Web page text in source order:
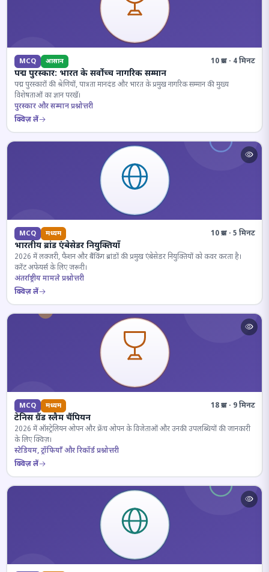
MCQ आसान 10 प्रश्न · 4 मिनट
पद्म पुरस्कार: भारत के सर्वोच्च नागरिक सम्मान
पद्म पुरस्कारों की श्रेणियों, पात्रता मानदंड और भारत के प्रमुख नागरिक सम्मान की मुख्य
विशेषताओं का ज्ञान परखें।
पुरस्कार और सम्मान प्रश्नोत्तरी
क्विज़ लें
MCQ मध्यम 10 प्रश्न · 5 मिनट
भारतीय ब्रांड एंबेसेडर नियुक्तियाँ
2026 में लक्जरी, फैशन और बैंकिंग ब्रांडों की प्रमुख एंबेसेडर नियुक्तियों को कवर करता है।
करेंट अफेयर्स के लिए जरूरी।
अंतर्राष्ट्रीय मामले प्रश्नोत्तरी
क्विज़ लें
MCQ मध्यम 18 प्रश्न · 9 मिनट
टेनिस ग्रैंड स्लैम चैंपियन
2026 में ऑस्ट्रेलियन ओपन और फ्रेंच ओपन के विजेताओं और उनकी उपलब्धियों की जानकारी
के लिए क्विज़।
स्टेडियम, ट्रॉफियाँ और रिकॉर्ड प्रश्नोत्तरी
क्विज़ लें